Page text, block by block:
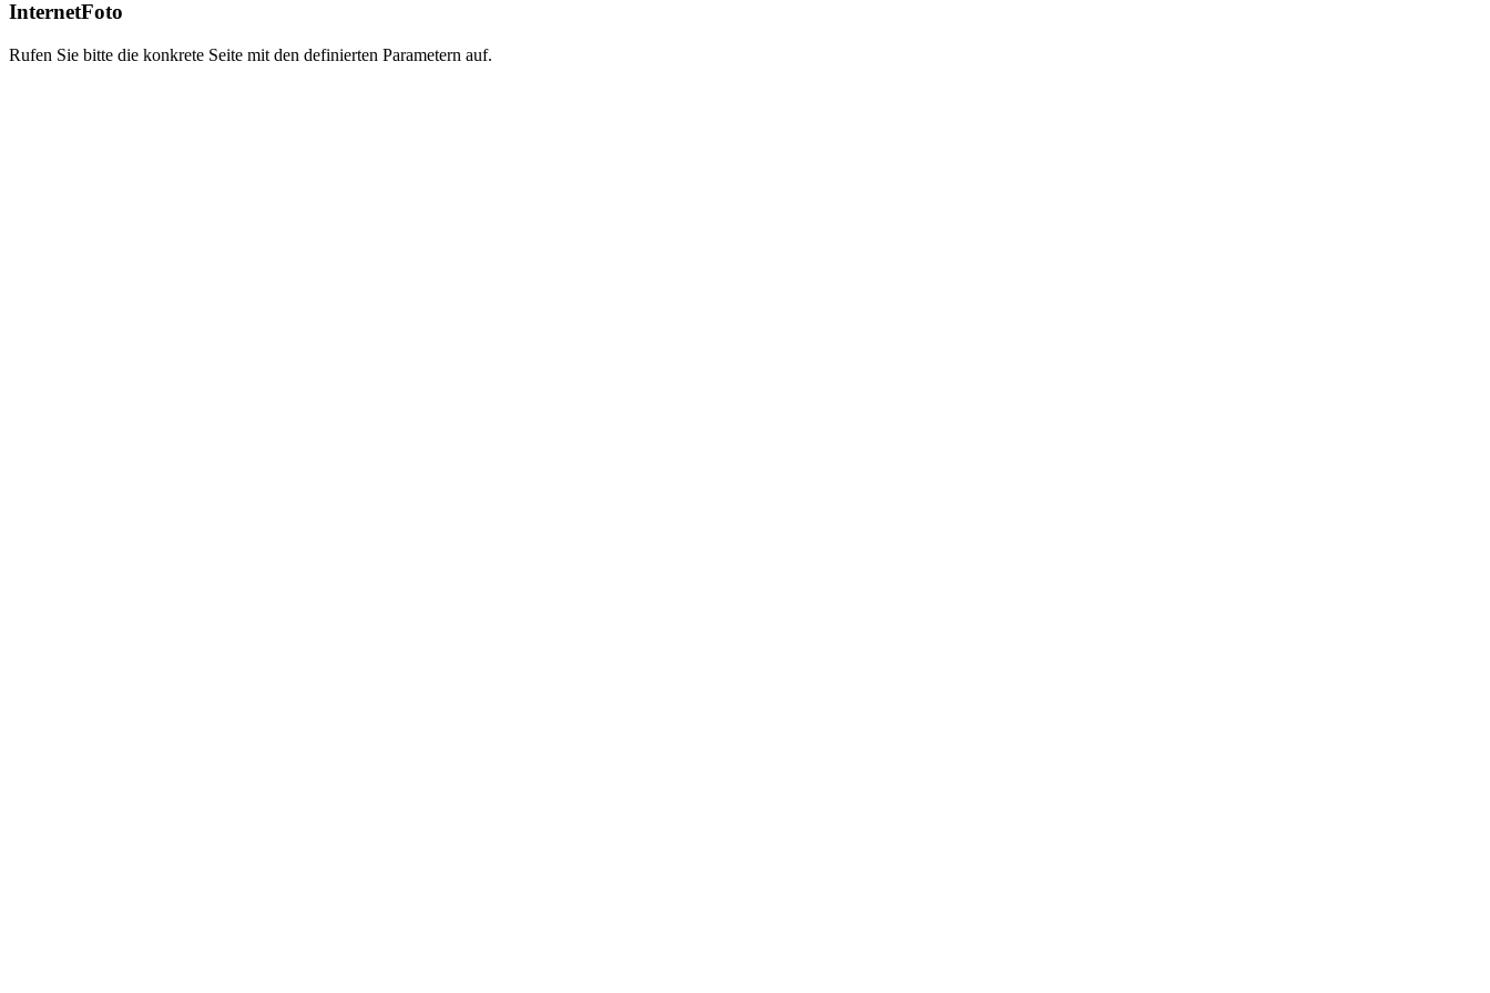
InternetFoto
Rufen Sie bitte die konkrete Seite mit den definierten Parametern auf.